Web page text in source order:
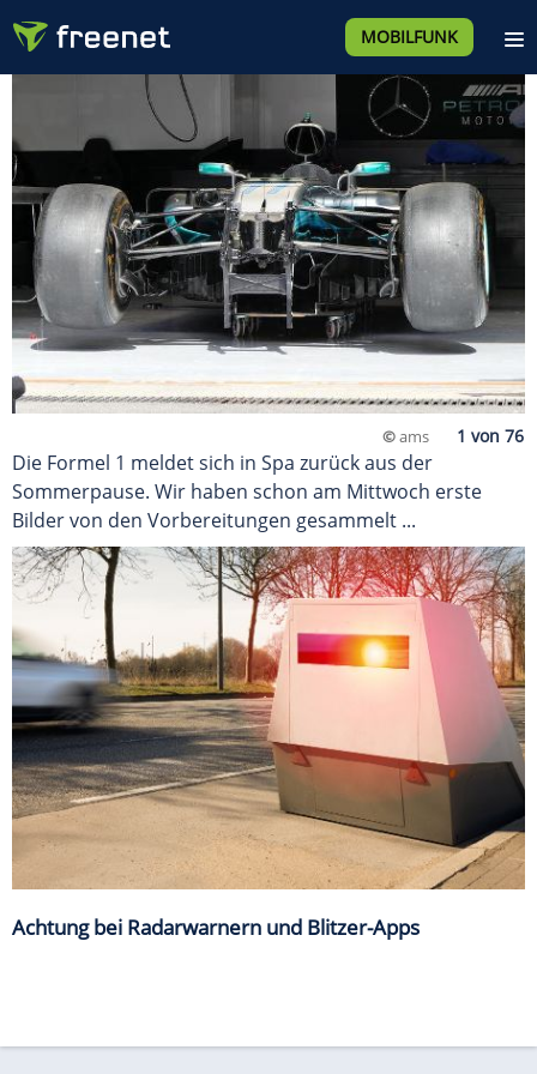
MOBILFUNK
©ams
Die Formel 1 meldet sich in Spa zurück aus der
Sommerpause. Wir haben schon am Mittwoch erste
Bilder von den Vorbereitungen gesammelt ...
Achtung bei Radarwarnern und Blitzer-Apps